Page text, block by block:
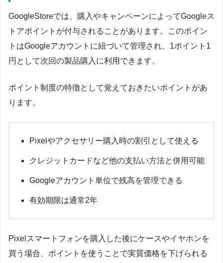
GoogleStoreでは、購入やキャンペーンによってGoogleス
トアポイントが付与されることがあります。このポイン
トはGoogleアカウントに紐づいて管理され、1ポイント1
円として次回の製品購入に利用できます。
ポイント制度の特徴として覚えておきたいポイントがあ
ります。
Pixelやアクセサリー購入時の割引として使える
クレジットカードなど他の支払い方法と併用可能
Googleアカウント単位で残高を管理できる
有効期限は通常2年
Pixelスマートフォンを購入した後にケースやイヤホンを
買う場合、ポイントを使うことで実質価格を下げられる